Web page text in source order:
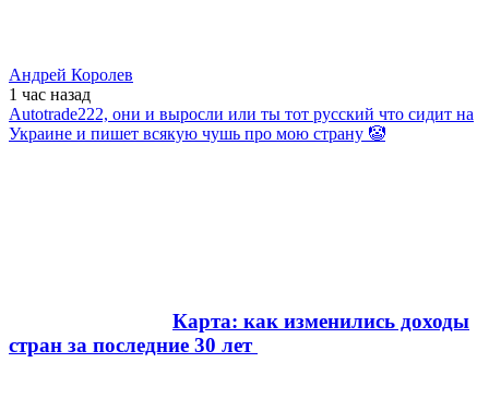
Андрей Королев
1 час назад
Autotrade222, они и выросли или ты тот русский что сидит на
Украине и пишет всякую чушь про мою страну 🤡
Карта: как изменились доходы
стран за последние 30 лет